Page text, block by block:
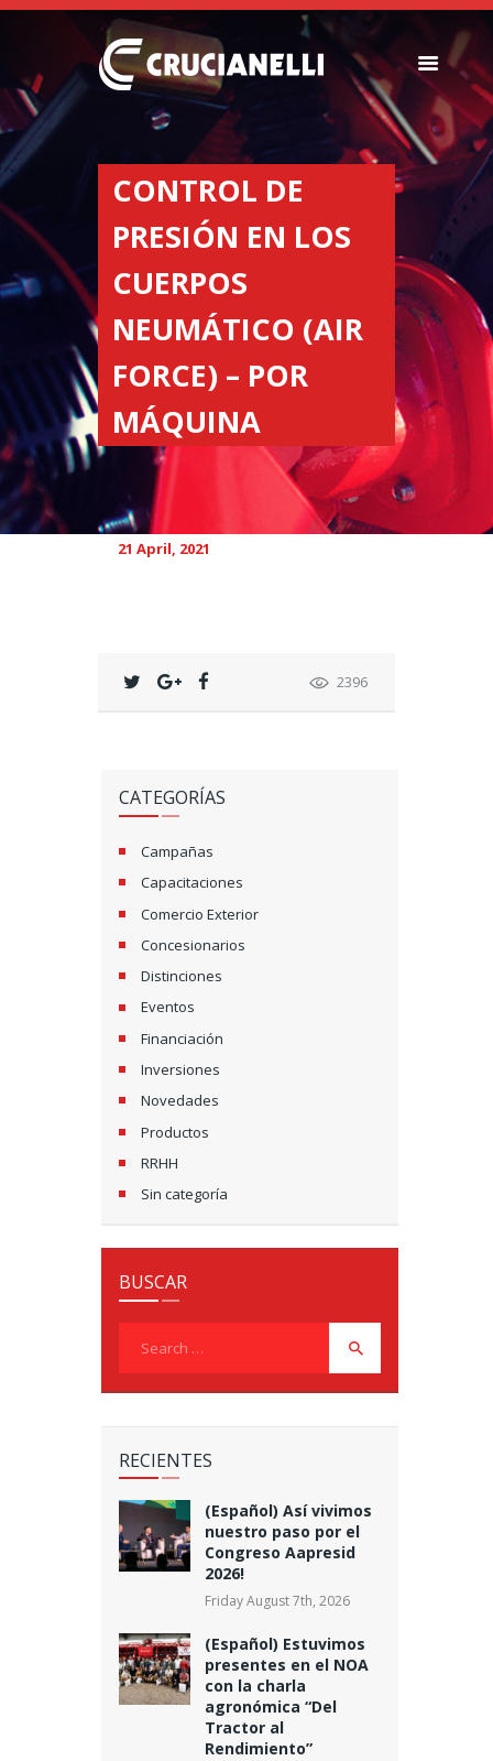
CONTROL DE
PRESIÓN EN LOS
CUERPOS
NEUMÁTICO (AIR
FORCE) – POR
MÁQUINA
SEEDERS
FERTILIZER
SPREADERS
ABOUT US
DEALERSHIPS
NEWS
COMPANY
CONTACT
21 April, 2021
2396
CATEGORÍAS
Campañas
Capacitaciones
Comercio Exterior
Concesionarios
Distinciones
Eventos
Financiación
Inversiones
Novedades
Productos
RRHH
Sin categoría
BUSCAR
RECIENTES
(Español) Así vivimos
nuestro paso por el
Congreso Aapresid
2026!
Friday August 7th, 2026
(Español) Estuvimos
presentes en el NOA
con la charla
agronómica “Del
Tractor al
Rendimiento”